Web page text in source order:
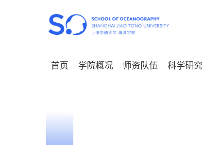
首页 学院概况 师资队伍 科学研究